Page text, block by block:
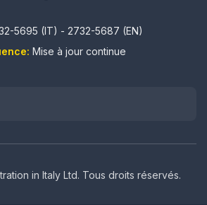
5695 (IT) - 2732-5687 (EN)
Mise à jour continue
in Italy Ltd. Tous droits réservés.